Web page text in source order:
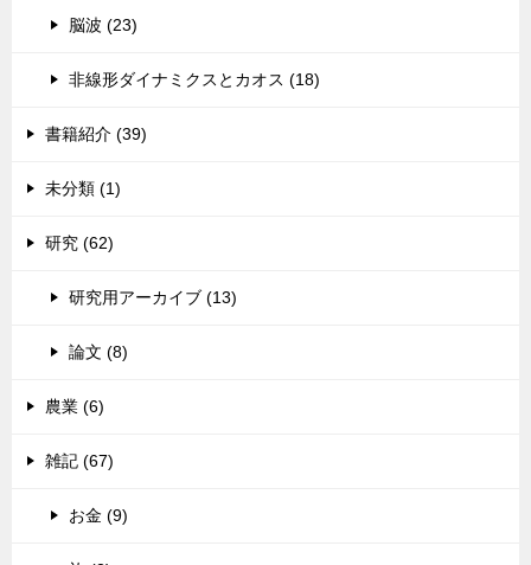
脳波 (23)
非線形ダイナミクスとカオス (18)
書籍紹介 (39)
未分類 (1)
研究 (62)
研究用アーカイブ (13)
論文 (8)
農業 (6)
雑記 (67)
お金 (9)